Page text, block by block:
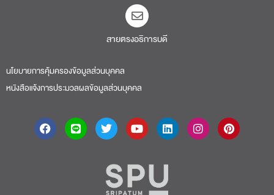
สายตรงอธิการบดี​
นโยบายการคุ้มครองข้อมูลส่วนบุคคล
หนังสือแจ้งการประมวลผลข้อมูลส่วนบุคคล